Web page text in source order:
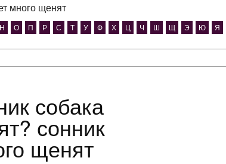
много щенят
Н О П Р С Т У Ф Х Ц Ч Ш Щ Э Ю Я
сонник
щенят